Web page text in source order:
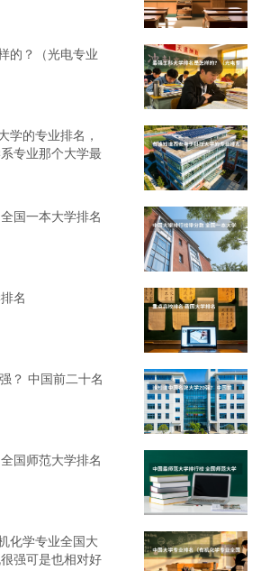
的？（光电专业
学的专业排名，
专业那个大学最
国一本大学排名
名
？ 中国前二十名
国师范大学排名
化学专业全国大
强可是也相对好